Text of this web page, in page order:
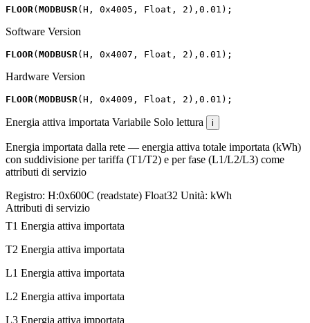
FLOOR( MODBUSR( H , 0x4005 , Float , 2 ), 0.01 );
Software Version
FLOOR( MODBUSR( H , 0x4007 , Float , 2 ), 0.01 );
Hardware Version
FLOOR( MODBUSR( H , 0x4009 , Float , 2 ), 0.01 );
Energia attiva importata Variabile Solo lettura i
Energia importata dalla rete — energia attiva totale importata (kWh)
con suddivisione per tariffa (T1/T2) e per fase (L1/L2/L3) come
attributi di servizio
Registro: H:0x600C (readstate) Float32 Unità: kWh
Attributi di servizio
T1 Energia attiva importata
T2 Energia attiva importata
L1 Energia attiva importata
L2 Energia attiva importata
L3 Energia attiva importata